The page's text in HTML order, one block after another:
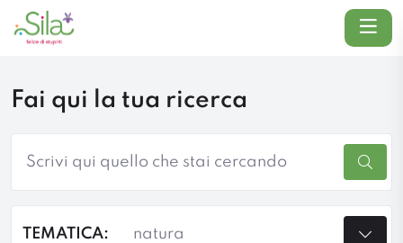
Menu
Fai qui la tua ricerca
TEMATICA: